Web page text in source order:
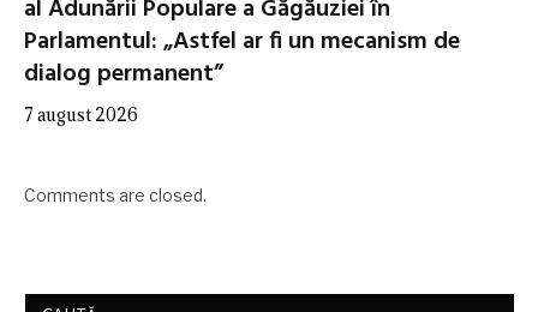
al Adunării Populare a Găgăuziei în
Parlamentul: „Astfel ar fi un mecanism de
dialog permanent”
7 august 2026
Comments are closed.